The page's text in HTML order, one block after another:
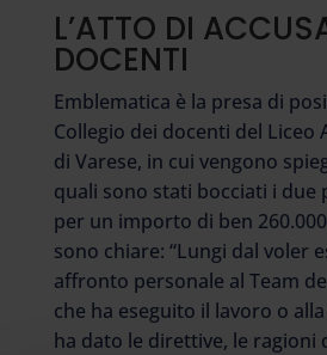
L’ATTO DI
DOCENTI
Emblematica è la presa di
Collegio dei docenti del Liceo
di Varese, in cui vengono
quali sono stati bocciati i due
per un importo di ben
sono chiare: “Lungi dal voler
affronto personale al Team
che ha eseguito il lavoro o
ha dato le direttive, le ragioni